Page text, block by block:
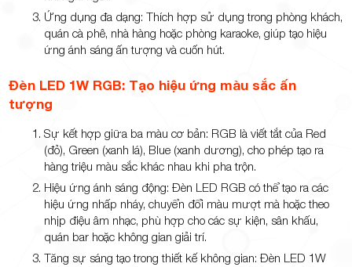
Ứng dụng đa dạng: Thích hợp sử dụng trong phòng khách,
quán cà phê, nhà hàng hoặc phòng karaoke, giúp tạo hiệu
ứng ánh sáng ấn tượng và cuốn hút.
Đèn LED 1W RGB: Tạo hiệu ứng màu sắc ấn
tượng
Sự kết hợp giữa ba màu cơ bản: RGB là viết tắt của Red
(đỏ), Green (xanh lá), Blue (xanh dương), cho phép tạo ra
hàng triệu màu sắc khác nhau khi pha trộn.
Hiệu ứng ánh sáng động: Đèn LED RGB có thể tạo ra các
hiệu ứng nhấp nháy, chuyển đổi màu mượt mà hoặc theo
nhịp điệu âm nhạc, phù hợp cho các sự kiện, sân khấu,
quán bar hoặc không gian giải trí.
Tăng sự sáng tạo trong thiết kế không gian: Đèn LED 1W